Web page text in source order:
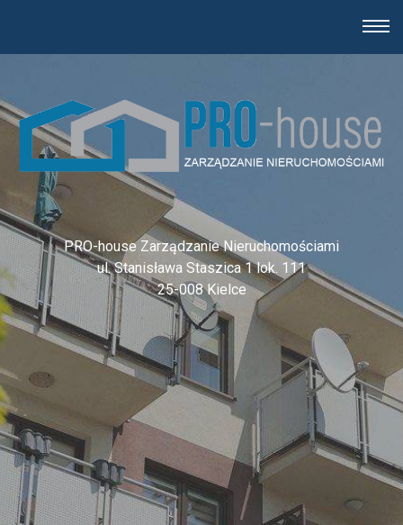
PRO-house Zarządzanie Nieruchomościami
ul. Stanisława Staszica 1 lok. 111
25-008 Kielce